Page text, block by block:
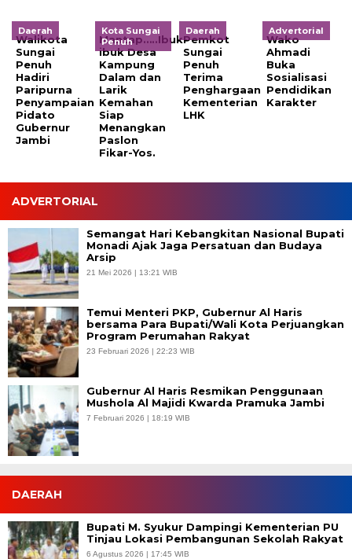
Daerah
Walikota
Sungai
Penuh
Hadiri
Paripurna
Penyampaian
Pidato
Gubernur
Jambi
Kota Sungai
Penuh
Mantap…..Ibuk-
ibuk Desa
Kampung
Dalam dan
Larik
Kemahan
Siap
Menangkan
Paslon
Fikar-Yos.
Daerah
Pemkot
Sungai
Penuh
Terima
Penghargaan
Kementerian
LHK
Advertorial
Wako
Ahmadi
Buka
Sosialisasi
Pendidikan
Karakter
ADVERTORIAL
Semangat Hari Kebangkitan Nasional Bupati
Monadi Ajak Jaga Persatuan dan Budaya
Arsip
21 Mei 2026 | 13:21 WIB
Temui Menteri PKP, Gubernur Al Haris
bersama Para Bupati/Wali Kota Perjuangkan
Program Perumahan Rakyat
23 Februari 2026 | 22:23 WIB
Gubernur Al Haris Resmikan Penggunaan
Mushola Al Majidi Kwarda Pramuka Jambi
7 Februari 2026 | 18:19 WIB
DAERAH
Bupati M. Syukur Dampingi Kementerian PU
Tinjau Lokasi Pembangunan Sekolah Rakyat
6 Agustus 2026 | 17:45 WIB